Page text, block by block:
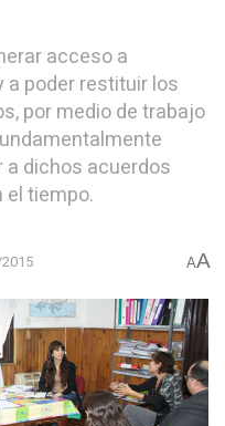
acceso a
a poder restituir los
por medio de trabajo
dichos acuerdos
el tiempo.
AA